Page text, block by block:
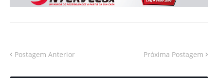
Postagem Anterior Próxima Postagem